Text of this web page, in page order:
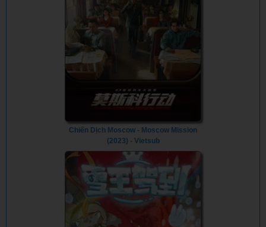
Chiến Dịch Moscow - Moscow Mission
(2023) - Vietsub